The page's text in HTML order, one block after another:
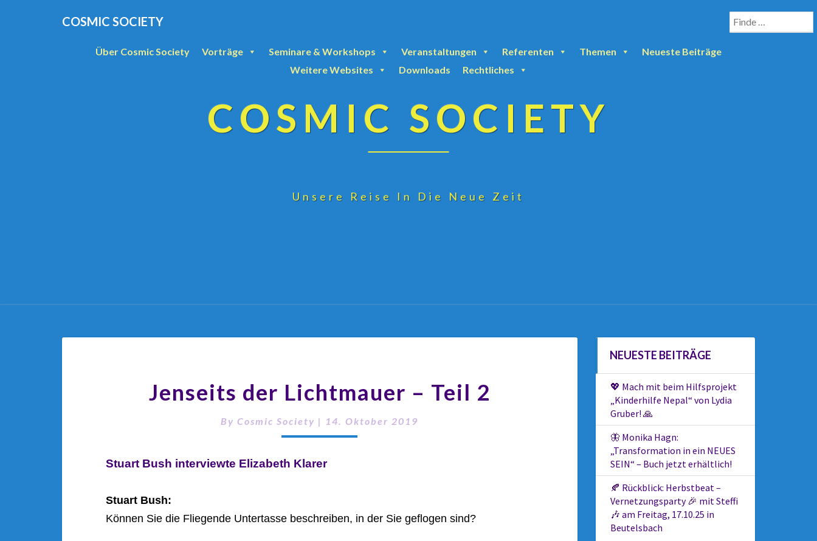
COSMIC SOCIETY
Über Cosmic Society Vorträge Seminare & Workshops Veranstaltungen Referenten Themen
Neueste Beiträge
Weitere Websites
Downloads Rechtliches
COSMIC SOCIETY
Unsere Reise In Die Neue Zeit
Jenseits der Lichtmauer – Teil 2
ByCosmic Society | 14. Oktober 2019
Stuart Bush interviewte Elizabeth Klarer
Stuart Bush:
Können Sie die Fliegende Untertasse beschreiben, in der Sie geflogen sind?
NEUESTE BEITRÄGE
💖 Mach mit beim Hilfsprojekt
„Kinderhilfe Nepal“ von Lydia
Gruber! 🙏
🦋 Monika Hagn:
„Transformation in ein NEUES
SEIN“ – Buch jetzt erhältlich!
🍂 Rückblick: Herbstbeat –
Vernetzungsparty 🎉 mit Steffi
🎶 am Freitag, 17.10.25 in
Beutelsbach